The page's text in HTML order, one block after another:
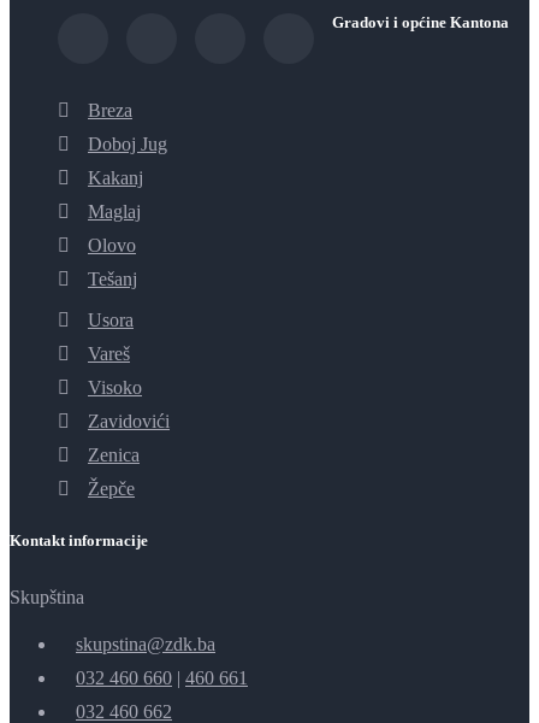
Gradovi i općine Kantona
Breza
Doboj Jug
Kakanj
Maglaj
Olovo
Tešanj
Usora
Vareš
Visoko
Zavidovići
Zenica
Žepče
Kontakt informacije
Skupština
skupstina@zdk.ba
032 460 660 | 460 661
032 460 662